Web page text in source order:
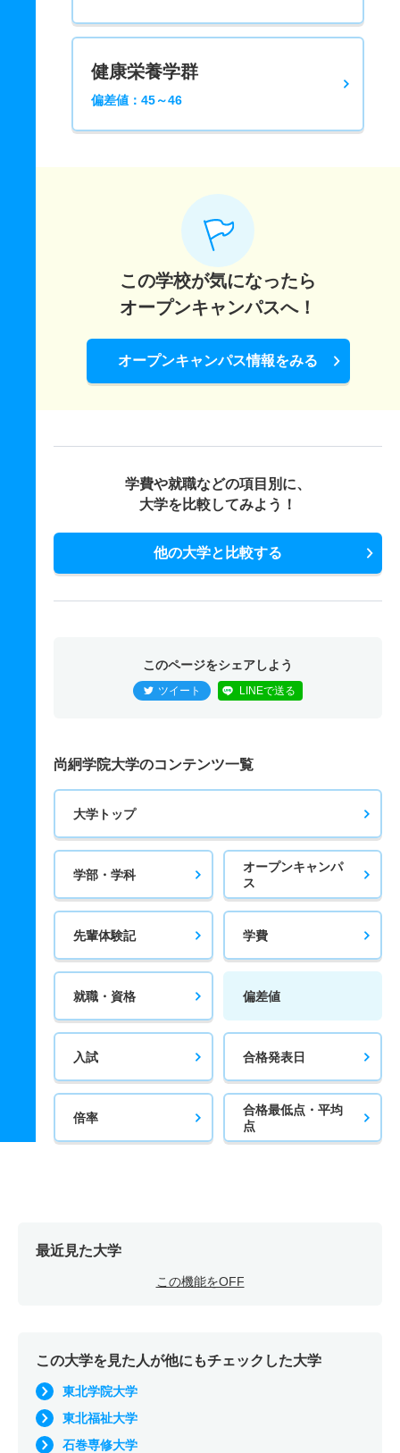
健康栄養学群
偏差値：45～46
この学校が気になったら
オープンキャンパスへ！
オープンキャンパス情報をみる
学費や就職などの項目別に、
大学を比較してみよう！
他の大学と比較する
このページをシェアしよう
ツイート LINEで送る
尚絅学院大学のコンテンツ一覧
大学トップ
学部・学科
オープンキャンパ
ス
先輩体験記 学費
就職・資格 偏差値
入試 合格発表日
倍率
合格最低点・平均
点
最近見た大学
この機能をOFF
この大学を見た人が他にもチェックした大学
東北学院大学
東北福祉大学
石巻専修大学